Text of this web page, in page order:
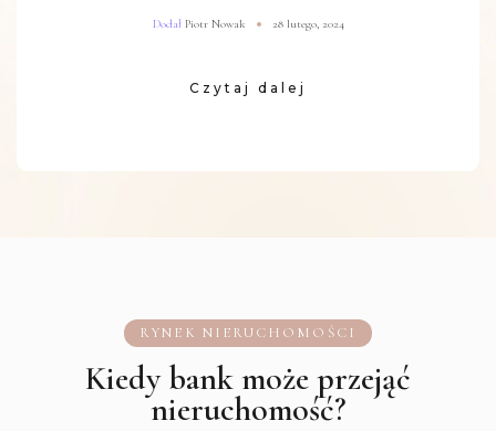
DodałPiotr Nowak 19 lutego, 2024
Czytaj dalej
RYNEK NIERUCHOMOŚCI
Kiedy bank może przejąć
nieruchomość?